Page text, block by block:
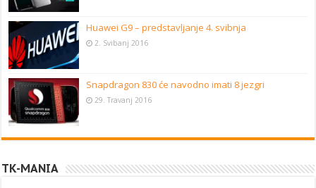
Huawei G9 – predstavljanje 4. svibnja
2. Svibanj 2016
Snapdragon 830 će navodno imati 8 jezgri
29. Travanj 2016
TK-MANIA